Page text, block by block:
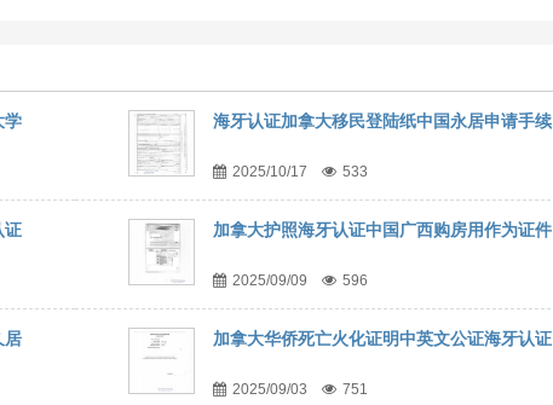
学 海牙认证加拿大移民登陆纸中国永居申请手续
2025/10/17 533
证 加拿大护照海牙认证中国广西购房用作为证件
2025/09/09 596
居 加拿大华侨死亡火化证明中英文公证海牙认证
2025/09/03 751